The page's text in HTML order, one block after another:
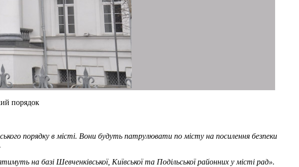
порядок
порядку в місті. Вони будуть патрулювати по місту на посилення безпеки
на базі Шевченківської, Київської та Подільської районних у місті рад».